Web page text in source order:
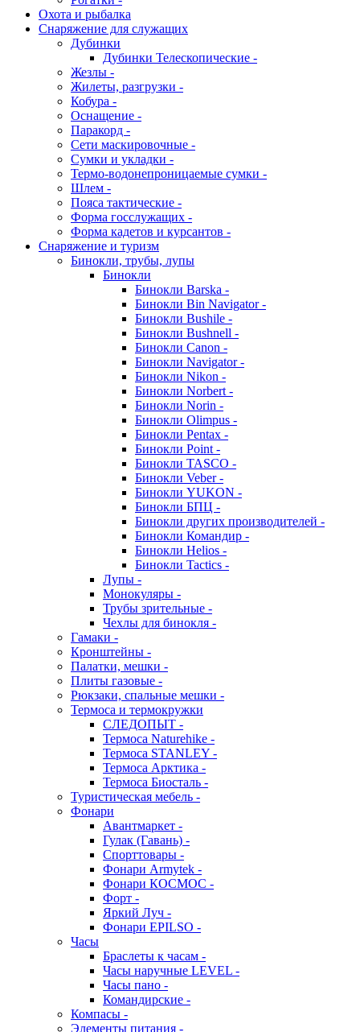
Охота и рыбалка
Снаряжение для служащих
Дубинки
Дубинки Телескопические -
Жезлы -
Жилеты, разгрузки -
Кобура -
Оснащение -
Паракорд -
Сети маскировочные -
Сумки и укладки -
Термо-водонепроницаемые сумки -
Шлем -
Пояса тактические -
Форма госслужащих -
Форма кадетов и курсантов -
Снаряжение и туризм
Бинокли, трубы, лупы
Бинокли
Бинокли Barska -
Бинокли Bin Navigator -
Бинокли Bushile -
Бинокли Bushnell -
Бинокли Canon -
Бинокли Navigator -
Бинокли Nikon -
Бинокли Norbert -
Бинокли Norin -
Бинокли Olimpus -
Бинокли Pentax -
Бинокли Point -
Бинокли TASCO -
Бинокли Veber -
Бинокли YUKON -
Бинокли БПЦ -
Бинокли других производителей -
Бинокли Командир -
Бинокли Helios -
Бинокли Tactics -
Лупы -
Монокуляры -
Трубы зрительные -
Чехлы для бинокля -
Гамаки -
Кронштейны -
Палатки, мешки -
Плиты газовые -
Рюкзаки, спальные мешки -
Термоса и термокружки
СЛЕДОПЫТ -
Термоса Naturehike -
Термоса STANLEY -
Термоса Арктика -
Термоса Биосталь -
Туристическая мебель -
Фонари
Авантмаркет -
Гулак (Гавань) -
Спорттовары -
Фонари Armytek -
Фонари КОСМОС -
Форт -
Яркий Луч -
Фонари EPILSO -
Часы
Браслеты к часам -
Часы наручные LEVEL -
Часы пано -
Командирские -
Компасы -
Элементы питания -